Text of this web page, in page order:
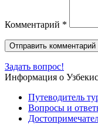
Комментарий *
Задать вопрос!
Информация о
Путеводитель
Вопросы и